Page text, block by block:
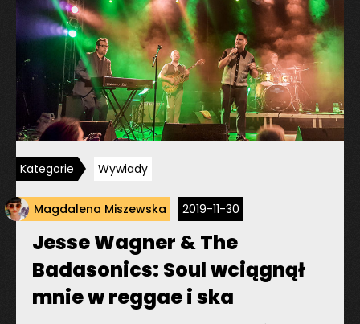
wytwórnia,
którą
warto
mieć
na
oku”
Kategorie Wywiady
Magdalena Miszewska 2019-11-30
Jesse Wagner & The
Badasonics: Soul wciągnął
mnie w reggae i ska